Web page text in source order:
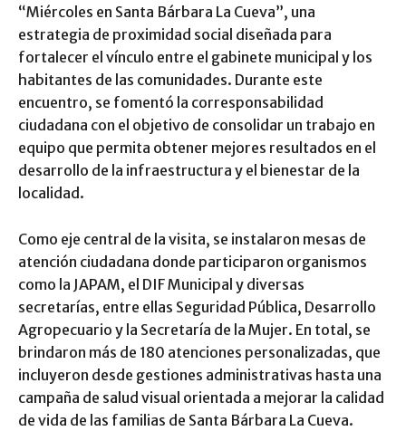
“Miércoles en Santa Bárbara La Cueva”, una
estrategia de proximidad social diseñada para
fortalecer el vínculo entre el gabinete municipal y los
habitantes de las comunidades. Durante este
encuentro, se fomentó la corresponsabilidad
ciudadana con el objetivo de consolidar un trabajo en
equipo que permita obtener mejores resultados en el
desarrollo de la infraestructura y el bienestar de la
localidad.
Como eje central de la visita, se instalaron mesas de
atención ciudadana donde participaron organismos
como la JAPAM, el DIF Municipal y diversas
secretarías, entre ellas Seguridad Pública, Desarrollo
Agropecuario y la Secretaría de la Mujer. En total, se
brindaron más de 180 atenciones personalizadas, que
incluyeron desde gestiones administrativas hasta una
campaña de salud visual orientada a mejorar la calidad
de vida de las familias de Santa Bárbara La Cueva.